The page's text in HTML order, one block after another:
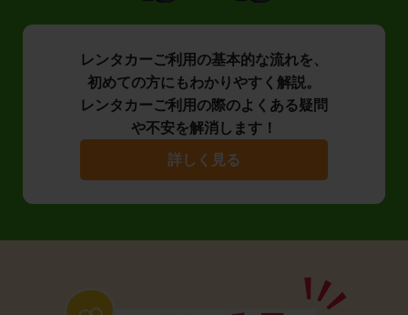
レンタカーご利用の基本的な流れを、
初めての方にもわかりやすく解説。
レンタカーご利用の際のよくある疑問
や不安を解消します！
詳しく見る